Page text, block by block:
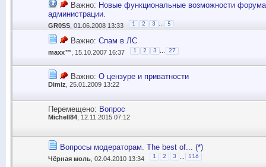
Важно: Новые функциональные возможности
администрации.
GR0SS , 01.06.2008 13:33 1 2 3 5
Важно: Спам в ЛС
maxx™ , 15.10.2007 16:37 1 2 3 27
Важно: О цензуре и приватности
Dimiz , 25.01.2009 13:22
Перемещено: Вопрос
Michell84 , 12.11.2015 07:12
Вопросы модераторам. The best of... (*)
Чёрная моль , 02.04.2010 13:34 1 2 3 516